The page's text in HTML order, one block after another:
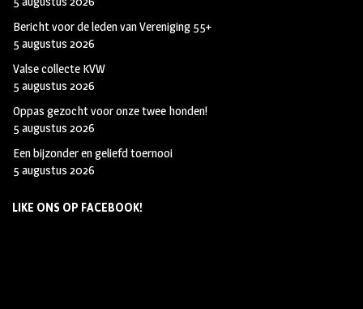
Bericht voor de leden van Vereniging 55+
5 augustus 2026
Valse collecte KVW
5 augustus 2026
Oppas gezocht voor onze twee honden!
5 augustus 2026
Een bijzonder en geliefd toernooi
5 augustus 2026
LIKE ONS OP FACEBOOK!